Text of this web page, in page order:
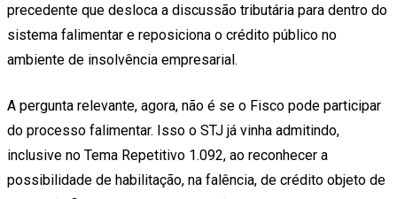
precedente que desloca a discussão tributária para dentro do
sistema falimentar e reposiciona o crédito público no
ambiente de insolvência empresarial.
A pergunta relevante, agora, não é se o Fisco pode participar
do processo falimentar. Isso o STJ já vinha admitindo,
inclusive no Tema Repetitivo 1.092, ao reconhecer a
possibilidade de habilitação, na falência, de crédito objeto de